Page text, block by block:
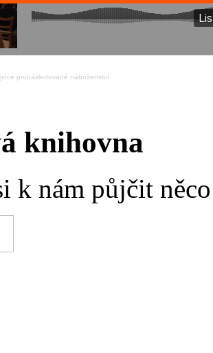
pronásledované náboženství
knihovna
k nám půjčit